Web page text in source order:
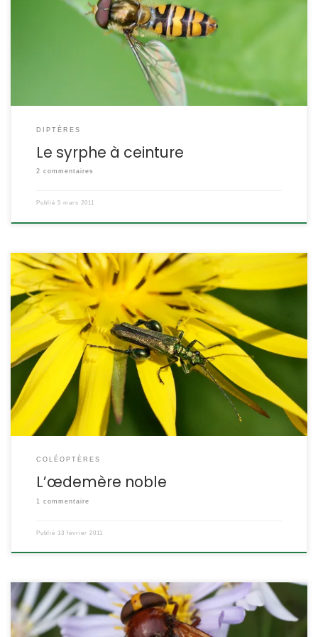
balteatus POSITION SYSTÉMATIQUE : Insecte, Diptère Famille des
Syrphidae ETYMOLOGIE : Episyrphus = proche de ma mouche et
balteatus = ceinturé Les anglais l’appellent « marmalade
DIPTÈRES
Le syrphe à ceinture
2 commentaires
Publié 5 mars 2011
Ce coléoptère vert métallique est très fréquent sur les fleurs où il
se nourrit. Ses élytres sont souples et se rétrécissent vers l’arrière.
On reconnait les mâles à leurs fémurs des pattes postérieures
particulièrement développés. Oedemera nobilis (ex- Oncomera
nobilis). POSITION SYSTÉMATIQUE : Insecte Coléoptère Famille des
Oedemeridae ETYMOLOGIE : Oncomera = cuisse renflée […]
COLÉOPTÈRES
L’œdemère noble
1 commentaire
Publié 13 février 2011